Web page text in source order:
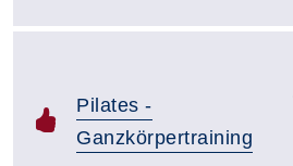
Pilates -
Ganzkörpertraining